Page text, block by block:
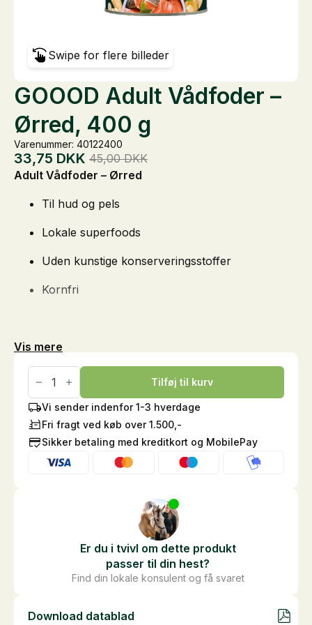
Swipe for flere billeder
GOOOD Adult Vådfoder –
Ørred, 400 g
Varenummer: 40122400
45,00DKK
Den
oprindelige
pris
45,00 DKK.
33,75 DKK
Den
aktuelle
pris
33,75 DKK.
Adult Vådfoder – Ørred
Til hud og pels
Lokale superfoods
Uden kunstige konserveringsstoffer
Kornfri
Vis mere
GOOOD
Adult
Vådfoder
-
Ørred,
400
g
antal
Tilføj til kurv
Vi sender indenfor 1-3 hverdage
Fri fragt ved køb over 1.500,-
Sikker betaling med kreditkort og MobilePay
Er du i tvivl om dette produkt
passer til din hest?
Find din lokale konsulent og få svaret
Download datablad